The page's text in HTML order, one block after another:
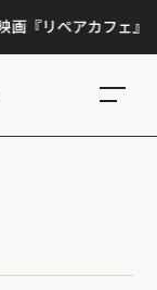
ペアカフェ』、上映